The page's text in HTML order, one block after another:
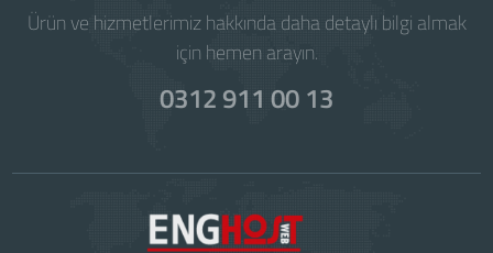
Ürün ve hizmetlerimiz hakkında daha detaylı bilgi almak
için hemen arayın.
0312 911 00 13